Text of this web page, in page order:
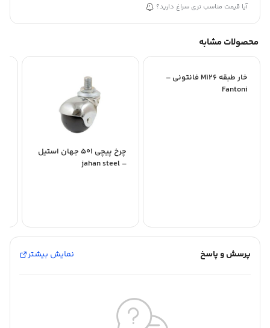
آیا قیمت مناسب تری سراغ دارید؟
محصولات مشابه
خار طبقه M126 فانتونی –
Fantoni
چرخ پیچی 501 جهان استیل
– jahan steel
پرسش و پاسخ نمایش بیشتر